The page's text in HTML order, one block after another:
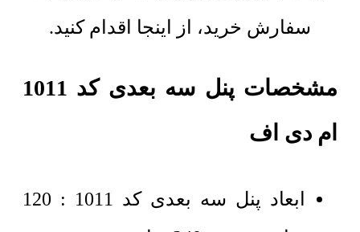
سفارش خرید، از اینجا اقدام کنید.
مشخصات پنل سه بعدی کد 1011
ام دی اف
ابعاد پنل سه بعدی کد 1011 : 120